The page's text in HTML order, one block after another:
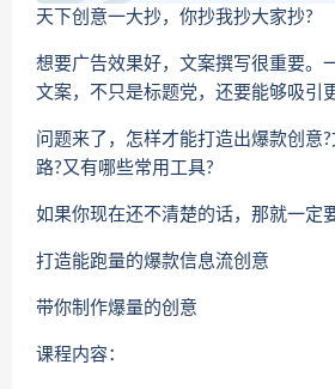
天下创意一大抄，你抄我抄大家抄?
想要广告效果好，文案撰写很重要。
文案，不只是标题党，还要能够吸引
问题来了，怎样才能打造出爆款创意
路?又有哪些常用工具?
如果你现在还不清楚的话，那就一定
打造能跑量的爆款信息流创意
带你制作爆量的创意
课程内容：